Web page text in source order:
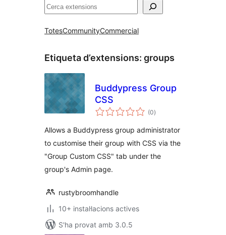
Cerca
TotesCommunityCommercial
Etiqueta d’extensions: groups
Buddypress Group
CSS
(0puntuacions
totals
)
Allows a Buddypress group administrator
to customise their group with CSS via the
"Group Custom CSS" tab under the
group's Admin page.
rustybroomhandle
10+ instal·lacions actives
S'ha provat amb 3.0.5